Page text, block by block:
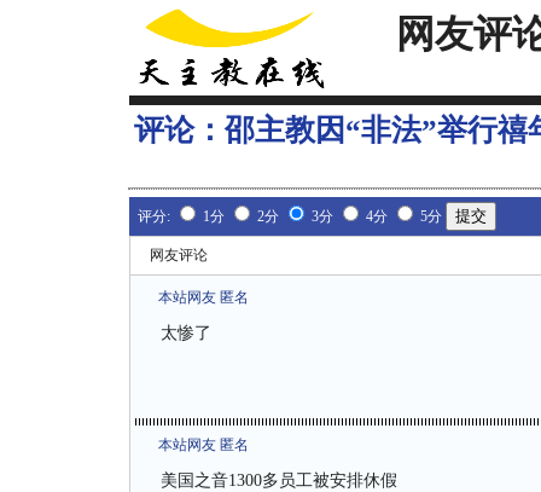
网友评
评论：邵主教因“非法”举行禧
评分: 1分 2分 3分 4分 5分
网友评论
本站网友 匿名
太惨了
本站网友 匿名
美国之音1300多员工被安排休假